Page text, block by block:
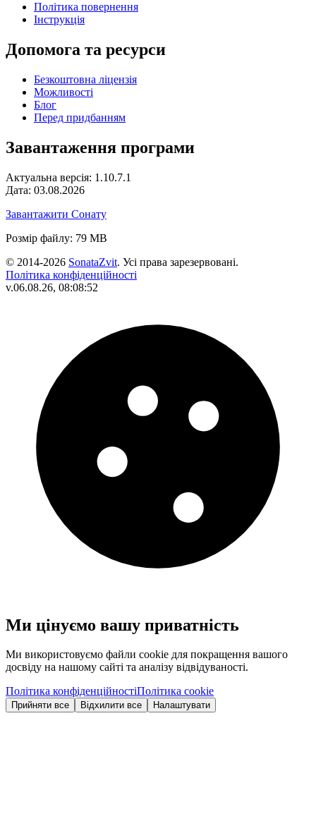
Політика повернення
Інструкція
Допомога та ресурси
Безкоштовна ліцензія
Можливості
Блог
Перед придбанням
Завантаження програми
Актуальна версія: 1.10.7.1
Дата: 03.08.2026
Завантажити Сонату
Розмір файлу: 79 MB
© 2014-2026 SonataZvit. Усі права зарезервовані.
Політика конфіденційності
v.06.08.26, 08:08:52
Ми цінуємо вашу приватність
Ми використовуємо файли cookie для покращення вашого
досвіду на нашому сайті та аналізу відвідуваності.
Політика конфіденційностіПолітика cookie
Прийняти все Відхилити все Налаштувати